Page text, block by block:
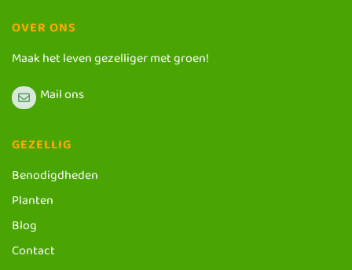
OVER ONS
Maak het leven gezelliger met groen!
Mail ons
GEZELLIG
Benodigdheden
Planten
Blog
Contact